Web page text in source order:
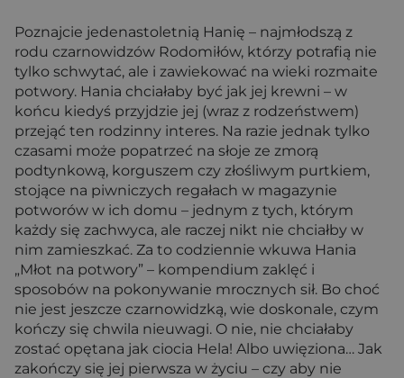
Poznajcie jedenastoletnią Hanię – najmłodszą z
rodu czarnowidzów Rodomiłów, którzy potrafią nie
tylko schwytać, ale i zawiekować na wieki rozmaite
potwory. Hania chciałaby być jak jej krewni – w
końcu kiedyś przyjdzie jej (wraz z rodzeństwem)
przejąć ten rodzinny interes. Na razie jednak tylko
czasami może popatrzeć na słoje ze zmorą
podtynkową, korguszem czy złośliwym purtkiem,
stojące na piwniczych regałach w magazynie
potworów w ich domu – jednym z tych, którym
każdy się zachwyca, ale raczej nikt nie chciałby w
nim zamieszkać. Za to codziennie wkuwa Hania
„Młot na potwory” – kompendium zaklęć i
sposobów na pokonywanie mrocznych sił. Bo choć
nie jest jeszcze czarnowidzką, wie doskonale, czym
kończy się chwila nieuwagi. O nie, nie chciałaby
zostać opętana jak ciocia Hela! Albo uwięziona… Jak
zakończy się jej pierwsza w życiu – czy aby nie